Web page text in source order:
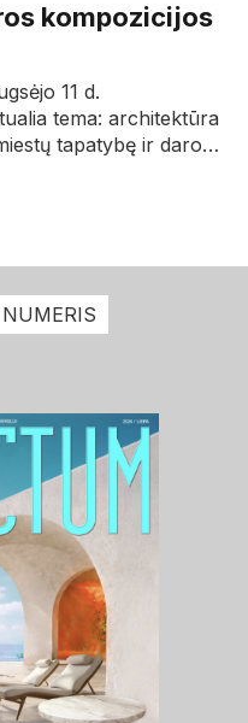
kompozicijos
11 d.
tema: architektūra
tapatybę ir daro…